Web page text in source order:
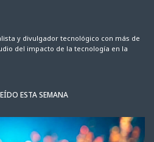
y divulgador tecnológico con más de
del impacto de la tecnología en la
ESTA SEMANA